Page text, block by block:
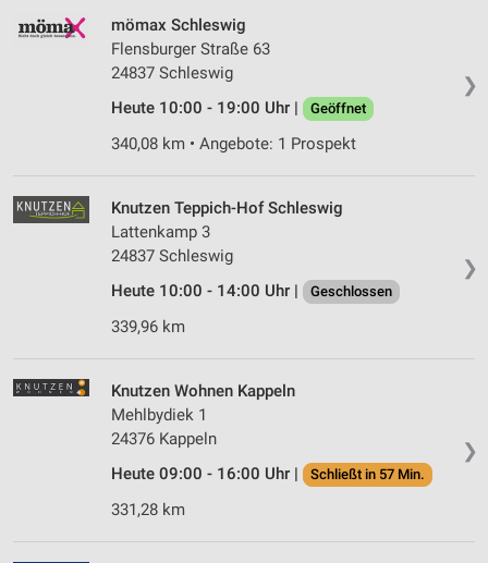
❯
mömax Schleswig
Flensburger Straße 63
24837 Schleswig
Heute 10:00 - 19:00 Uhr |
Geöffnet
340,08 km • Angebote: 1 Prospekt
❯
Knutzen Teppich-Hof Schleswig
Lattenkamp 3
24837 Schleswig
Heute 10:00 - 14:00 Uhr |
Geschlossen
339,96 km
❯
Knutzen Wohnen Kappeln
Mehlbydiek 1
24376 Kappeln
Heute 09:00 - 16:00 Uhr |
Schließt in 57 Min.
331,28 km